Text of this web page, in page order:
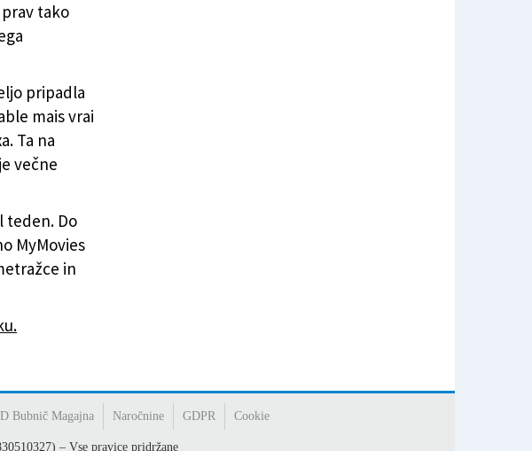
tako
pripadla
mais vrai
Ta na
večne
teden. Do
MyMovies
in
Bubnič Magajna Naročnine GDPR Cookie
– Vse pravice pridržane